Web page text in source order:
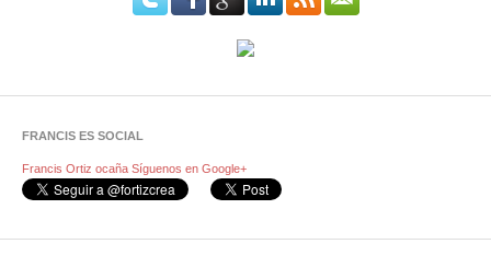
FRANCIS ES SOCIAL
Francis Ortiz ocaña Síguenos en Google+